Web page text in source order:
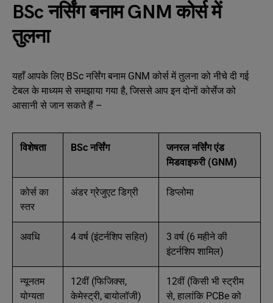
BSc नर्सिंग बनाम GNM कोर्स में
तुलना
यहाँ आपके लिए BSc नर्सिंग बनाम GNM कोर्स में तुलना को नीचे दी गई
टेबल के माध्यम से समझाया गया है, जिससे आप इन दोनों कोर्सेज को
आसानी से जान सकते हैं –
विशेषता BSc नर्सिंग
जनरल नर्सिंग एंड
मिडवाइफरी (GNM)
कोर्स का
स्तर
अंडर ग्रेजुएट डिग्री डिप्लोमा
अवधि 4 वर्ष (इंटर्नशिप सहित)
3 वर्ष (6 महीने की
इंटर्नशिप शामिल)
न्यूनतम
योग्यता
12वीं (फिजिक्स,
केमेस्ट्री, बायोलॉजी)
12वीं (किसी भी स्ट्रीम
से, हालांकि PCBe को